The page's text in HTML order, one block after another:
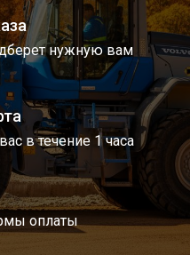
нужную вам
в течение 1 часа
оплаты